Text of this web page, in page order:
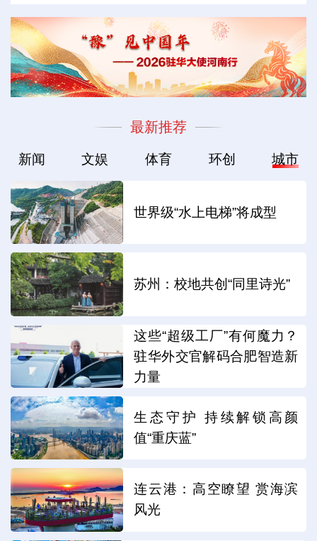
最新推荐
新闻 文娱 体育 环创 城市
世界级“水上电梯”将成型
苏州：校地共创“同里诗光”
这些“超级工厂”有何魔力？
驻华外交官解码合肥智造新
力量
生态守护 持续解锁高颜
值“重庆蓝”
连云港：高空瞭望 赏海滨
风光